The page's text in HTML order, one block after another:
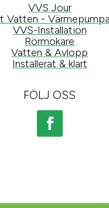
VVS Jour
Vatten -
VVS-Installation
Rörmokare
Vatten & Avlopp
Installerat & klart
FÖLJ OSS